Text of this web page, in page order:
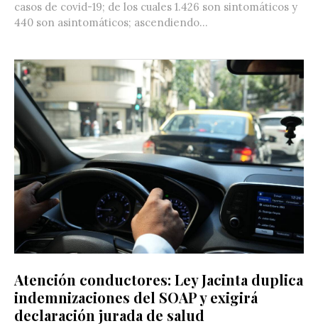
casos de covid-19; de los cuales 1.426 son sintomáticos y
440 son asintomáticos; ascendiendo...
Atención conductores: Ley Jacinta duplica
indemnizaciones del SOAP y exigirá
declaración jurada de salud